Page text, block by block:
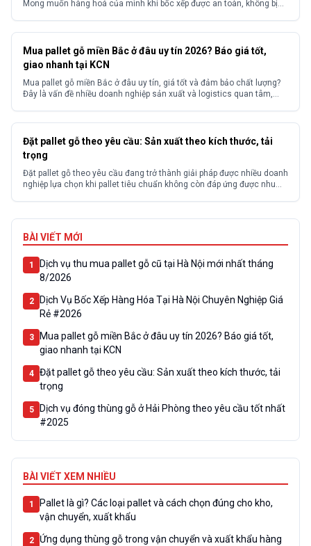
Mong muốn hàng hoá của mình khi bốc xếp được an toàn, không bị
Mua pallet gỗ miền Bắc ở đâu uy tín 2026? Báo giá tốt,
giao nhanh tại KCN
Mua pallet gỗ miền Bắc ở đâu uy tín, giá tốt và đảm bảo chất lượng?
Đây là vấn đề nhiều doanh nghiệp sản xuất và logistics quan tâm,
Đặt pallet gỗ theo yêu cầu: Sản xuất theo kích thước, tải
trọng
Đặt pallet gỗ theo yêu cầu đang trở thành giải pháp được nhiều doanh
nghiệp lựa chọn khi pallet tiêu chuẩn không còn đáp ứng được nhu
BÀI VIẾT MỚI
1
Dịch vụ thu mua pallet gỗ cũ tại Hà Nội mới nhất tháng
8/2026
2
Dịch Vụ Bốc Xếp Hàng Hóa Tại Hà Nội Chuyên Nghiệp Giá
Rẻ #2026
3
Mua pallet gỗ miền Bắc ở đâu uy tín 2026? Báo giá tốt,
giao nhanh tại KCN
4
Đặt pallet gỗ theo yêu cầu: Sản xuất theo kích thước, tải
trọng
5
Dịch vụ đóng thùng gỗ ở Hải Phòng theo yêu cầu tốt nhất
#2025
BÀI VIẾT XEM NHIỀU
1
Pallet là gì? Các loại pallet và cách chọn đúng cho kho,
vận chuyển, xuất khẩu
2
Ứng dụng thùng gỗ trong vận chuyển và xuất khẩu hàng